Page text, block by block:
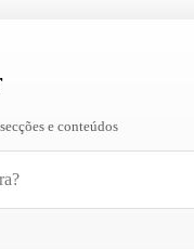
e conteúdos